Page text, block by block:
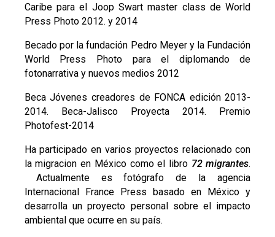
Caribe para el Joop Swart master class de World
Press Photo 2012. y 2014
Becado por la fundación Pedro Meyer y la Fundación
World Press Photo para el diplomando de
fotonarrativa y nuevos medios 2012
Beca Jóvenes creadores de FONCA edición 2013-
2014. Beca-Jalisco Proyecta 2014. Premio
Photofest-2014
Ha participado en varios proyectos relacionado con
la migracion en México como el libro 72 migrantes.
Actualmente es fotógrafo de la agencia
Internacional France Press basado en México y
desarrolla un proyecto personal sobre el impacto
ambiental que ocurre en su país.